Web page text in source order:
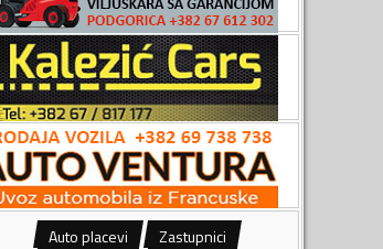
Auto placevi Zastupnici